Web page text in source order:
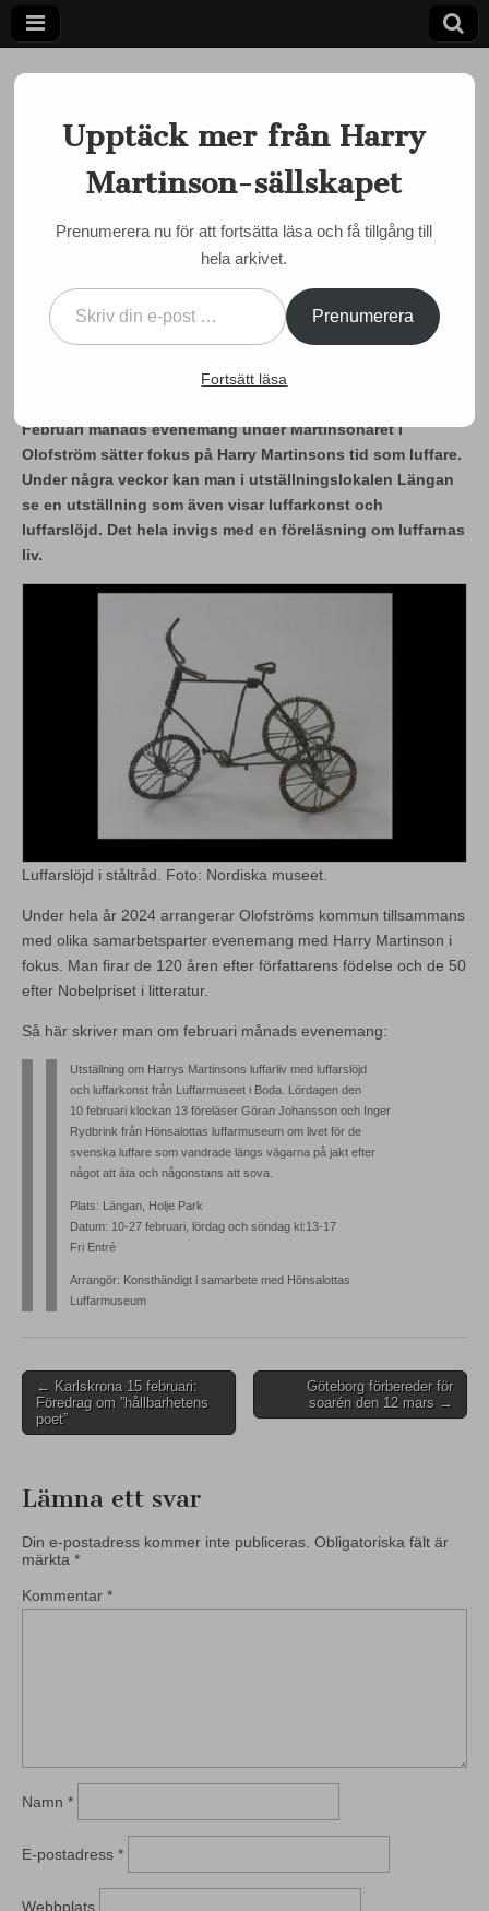
Harry
Martinson-
sällskapet
Ett författarskap som fångar daggdroppen och speglar
kosmos
MARTINSON JUST NU, OLOFSTRÖM
Martinsonåret i Olofström
februari: Luffarliv och
luffarslöjd
0 Comments
Februari månads evenemang under Martinsonåret i
Olofström sätter fokus på Harry Martinsons tid som luffare.
Under några veckor kan man i utställningslokalen Längan
se en utställning som även visar luffarkonst och
luffarslöjd. Det hela invigs med en föreläsning om luffarnas
liv.
Luffarslöjd i ståltråd. Foto: Nordiska museet.
Under hela år 2024 arrangerar Olofströms kommun tillsammans
med olika samarbetsparter evenemang med Harry Martinson i
fokus. Man firar de 120 åren efter författarens födelse och de 50
efter Nobelpriset i litteratur.
Så här skriver man om februari månads evenemang:
Utställning om Harrys Martinsons luffarliv med luffarslöjd
och luffarkonst från Luffarmuseet i Boda. Lördagen den
10 februari klockan 13 föreläser Göran Johansson och Inger
Rydbrink från Hönsalottas luffarmuseum om livet för de
svenska luffare som vandrade längs vägarna på jakt efter
något att äta och någonstans att sova.
Plats: Längan, Holje Park
Datum: 10-27 februari, lördag och söndag kl:13-17
Fri Entré
Arrangör: Konsthändigt i samarbete med Hönsalottas
Luffarmuseum
Post
navigation
← Karlskrona 15 februari:
Föredrag om ”hållbarhetens
poet”
Göteborg förbereder för
soarén den 12 mars →
Lämna ett svar
Din e-postadress kommer inte publiceras. Obligatoriska fält är
märkta *
Kommentar *
Namn *
E-postadress *
Webbplats
Upptäck mer från Harry
Martinson-sällskapet
Prenumerera nu för att fortsätta läsa och få tillgång till
hela arkivet.
Prenumerera
Fortsätt läsa